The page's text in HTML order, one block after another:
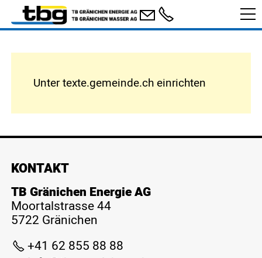
Unter texte.gemeinde.ch einrichten
KONTAKT
TB Gränichen Energie AG
Moortalstrasse 44
5722 Gränichen
+41 62 855 88 88